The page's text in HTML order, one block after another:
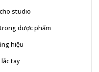
studio
dược phẩm
hiệu
tay